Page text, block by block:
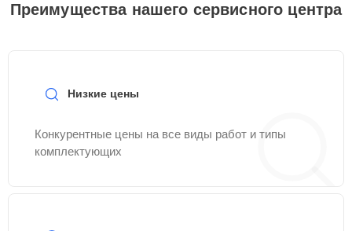
Преимущества нашего сервисного центра
Низкие цены
Конкурентные цены на все виды работ и типы
комплектующих